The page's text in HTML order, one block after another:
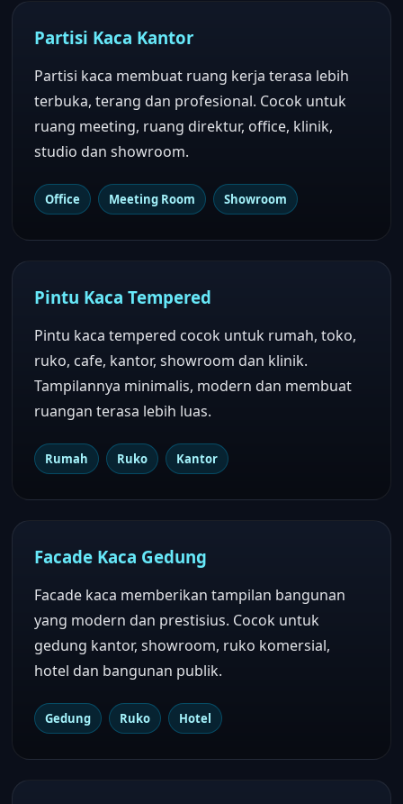
Partisi Kaca Kantor
Partisi kaca membuat ruang kerja terasa lebih
terbuka, terang dan profesional. Cocok untuk
ruang meeting, ruang direktur, office, klinik,
studio dan showroom.
Office Meeting Room Showroom
Pintu Kaca Tempered
Pintu kaca tempered cocok untuk rumah, toko,
ruko, cafe, kantor, showroom dan klinik.
Tampilannya minimalis, modern dan membuat
ruangan terasa lebih luas.
Rumah Ruko Kantor
Facade Kaca Gedung
Facade kaca memberikan tampilan bangunan
yang modern dan prestisius. Cocok untuk
gedung kantor, showroom, ruko komersial,
hotel dan bangunan publik.
Gedung Ruko Hotel